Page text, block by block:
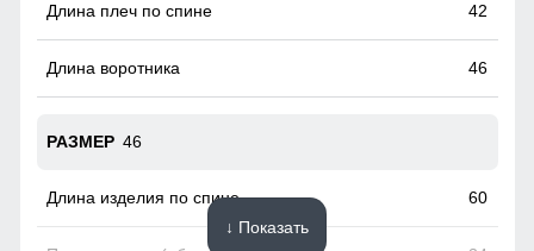
42
46
46
60
↓ Показать